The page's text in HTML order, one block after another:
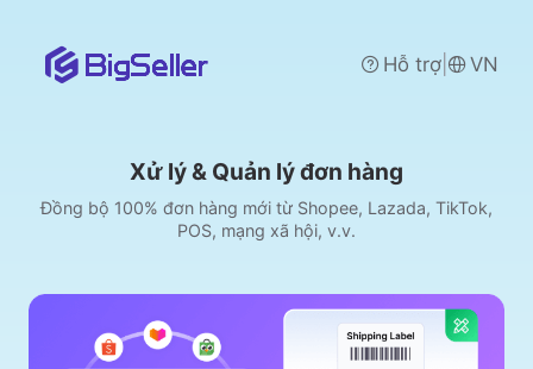
Hỗ trợ VN
Xử lý & Quản lý đơn hàng
Đồng bộ 100% đơn hàng mới từ Shopee, Lazada, TikTok,
POS, mạng xã hội, v.v.